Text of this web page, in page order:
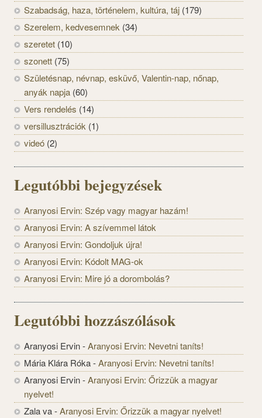
Szabadság, haza, történelem, kultúra, táj (179)
Szerelem, kedvesemnek (34)
szeretet (10)
szonett (75)
Születésnap, névnap, esküvő, Valentin-nap, nőnap,
anyák napja (60)
Vers rendelés (14)
versillusztrációk (1)
videó (2)
Legutóbbi bejegyzések
Aranyosi Ervin: Szép vagy magyar hazám!
Aranyosi Ervin: A szívemmel látok
Aranyosi Ervin: Gondoljuk újra!
Aranyosi Ervin: Kódolt MAG-ok
Aranyosi Ervin: Mire jó a dorombolás?
Legutóbbi hozzászólások
Aranyosi Ervin-Aranyosi Ervin: Nevetni taníts!
Mária Klára Róka-Aranyosi Ervin: Nevetni taníts!
Aranyosi Ervin-Aranyosi Ervin: Őrizzük a magyar
nyelvet!
Zala va-Aranyosi Ervin: Őrizzük a magyar nyelvet!